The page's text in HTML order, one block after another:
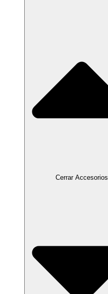
Cerrar Accesorios